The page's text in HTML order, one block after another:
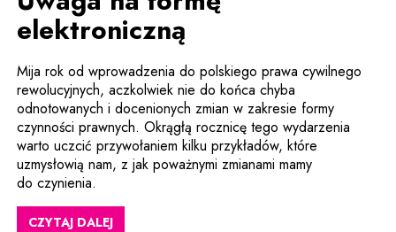
elektroniczną
Mija rok od wprowadzenia do polskiego prawa cywilnego
rewolucyjnych, aczkolwiek nie do końca chyba
odnotowanych i docenionych zmian w zakresie formy
czynności prawnych. Okrągłą rocznicę tego wydarzenia
warto uczcić przywołaniem kilku przykładów, które
uzmysłowią nam, z jak poważnymi zmianami mamy
do czynienia.
CZYTAJ DALEJ